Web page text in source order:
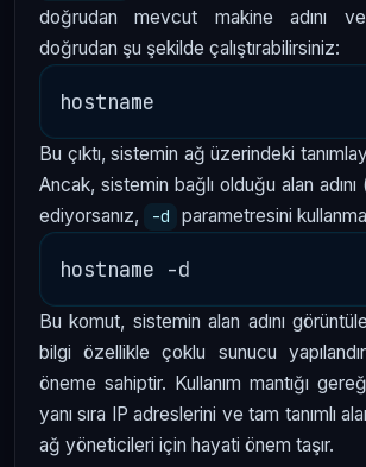
doğrudan mevcut makine adını
doğrudan şu şekilde çalıştırabilirsiniz:
Bu çıktı, sistemin ağ üzerindeki
Ancak, sistemin bağlı olduğu alan
ediyorsanız,
-d parametresini
Bu komut, sistemin alan adını
bilgi özellikle çoklu sunucu
öneme sahiptir. Kullanım mantığı
yanı sıra IP adreslerini ve tam tanımlı
ağ yöneticileri için hayati önem taşır.